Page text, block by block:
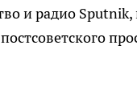
и радио Sputnik,